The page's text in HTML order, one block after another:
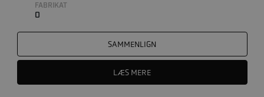
FABRIKAT
0
SAMMENLIGN
LÆS MERE